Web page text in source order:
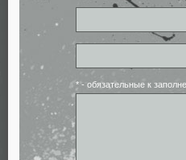
* - обязательные к